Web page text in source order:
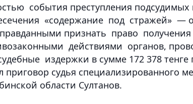
события преступления
«содержание под стражей» —
признать право
действиями органов,
издержки в сумме 172 378
приговор судья специализированного
области Султанов.